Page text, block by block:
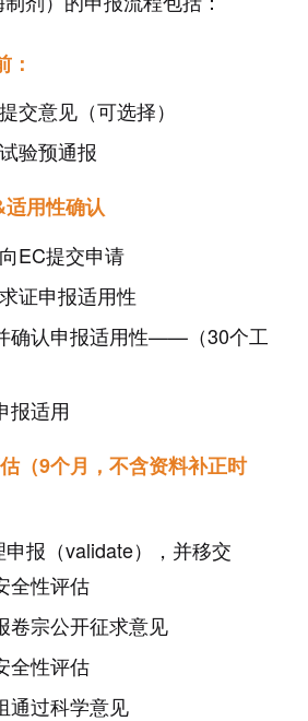
：
交意见（可选择）
验预通报
用性确认
EC提交申请
证申报适用性
确认申报适用性——（30个工
报适用
（9个月，不含资料补正时
报（validate），并移交
全性评估
卷宗公开征求意见
全性评估
通过科学意见